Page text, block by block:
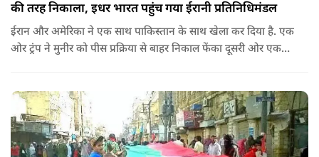
की तरह निकाला, इधर भारत पहुंच गया ईरानी प्रतिनिधिमंडल
ईरान और अमेरिका ने एक साथ पाकिस्तान के साथ खेला कर दिया है. एक
ओर ट्रंप ने मुनीर को पीस प्रक्रिया से बाहर निकाल फेंका दूसरी ओर एक